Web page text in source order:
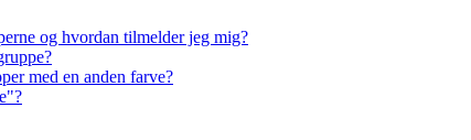
og hvordan tilmelder jeg mig?
med en anden farve?